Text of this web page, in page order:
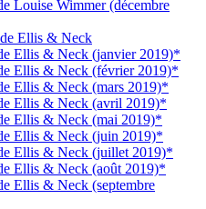
Louise Wimmer (décembre
Ellis & Neck
Ellis & Neck (janvier 2019)*
Ellis & Neck (février 2019)*
Ellis & Neck (mars 2019)*
Ellis & Neck (avril 2019)*
Ellis & Neck (mai 2019)*
Ellis & Neck (juin 2019)*
Ellis & Neck (juillet 2019)*
Ellis & Neck (août 2019)*
Ellis & Neck (septembre